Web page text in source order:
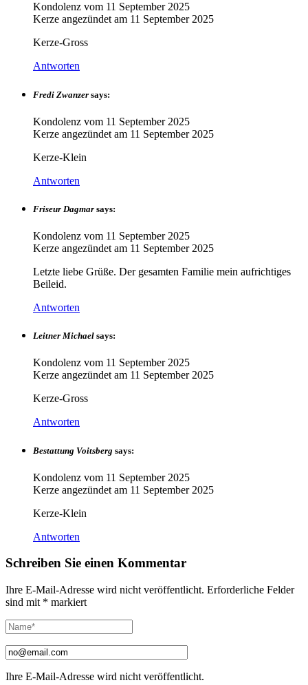
Kondolenz vom 11 September 2025
Kerze angezündet am 11 September 2025
Kerze-Gross
Antworten
Fredi Zwanzer says:
Kondolenz vom 11 September 2025
Kerze angezündet am 11 September 2025
Kerze-Klein
Antworten
Friseur Dagmar says:
Kondolenz vom 11 September 2025
Kerze angezündet am 11 September 2025
Letzte liebe Grüße. Der gesamten Familie mein aufrichtiges
Beileid.
Antworten
Leitner Michael says:
Kondolenz vom 11 September 2025
Kerze angezündet am 11 September 2025
Kerze-Gross
Antworten
Bestattung Voitsberg says:
Kondolenz vom 11 September 2025
Kerze angezündet am 11 September 2025
Kerze-Klein
Antworten
Schreiben Sie einen Kommentar
Ihre E-Mail-Adresse wird nicht veröffentlicht. Erforderliche Felder
sind mit * markiert
Ihre E-Mail-Adresse wird nicht veröffentlicht.